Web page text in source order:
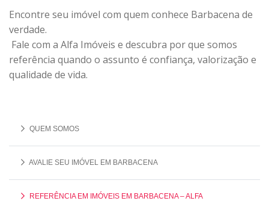
Encontre seu imóvel com quem conhece Barbacena de
verdade.
Fale com a Alfa Imóveis e descubra por que somos
referência quando o assunto é confiança, valorização e
qualidade de vida.
QUEM SOMOS
AVALIE SEU IMÓVEL EM BARBACENA
REFERÊNCIA EM IMÓVEIS EM BARBACENA – ALFA